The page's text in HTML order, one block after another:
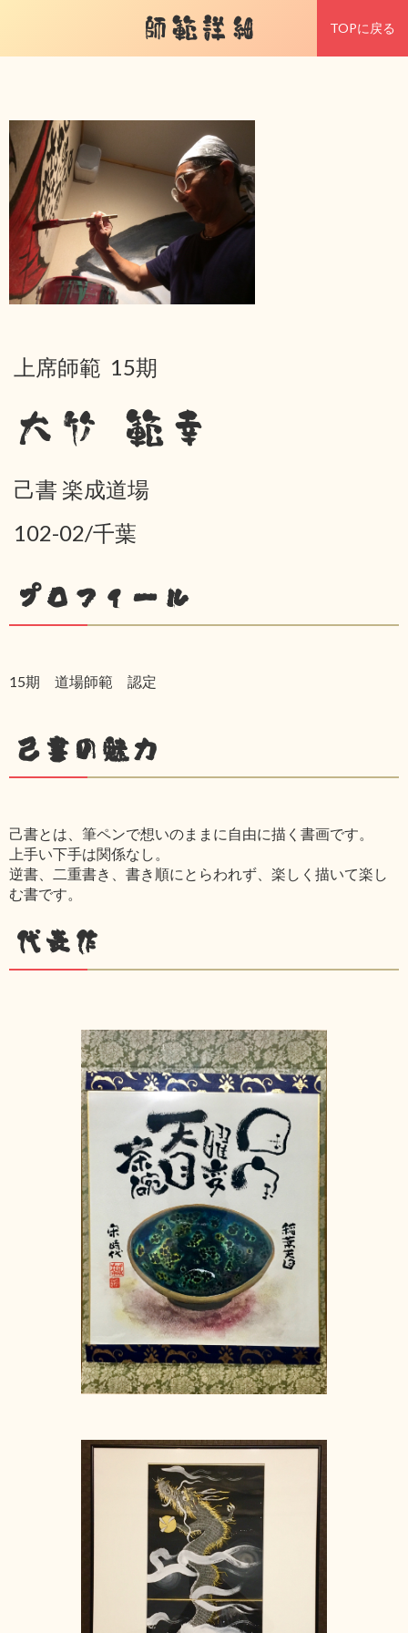
師範詳細 TOPに戻る
上席師範 15期
大竹 範幸
己書 楽成道場
102-02/千葉
プロフィール
15期 道場師範 認定
己書の魅力
己書とは、筆ペンで想いのままに自由に描く書画です。
上手い下手は関係なし。
逆書、二重書き、書き順にとらわれず、楽しく描いて楽し
む書です。
代表作